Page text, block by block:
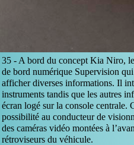
35 - A bord du concept Kia Niro,
de bord numérique Supervision
afficher diverses informations. Il
instruments tandis que les autres
écran logé sur la console centrale.
possibilité au conducteur de
des caméras vidéo montées à
rétroviseurs du véhicule.